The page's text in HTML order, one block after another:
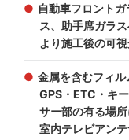
自動車フロント
ス、助手席ガラ
より施工後の可
金属を含むフィル
GPS・ETC・キ
サー部の有る場所
室内テレビアンテ